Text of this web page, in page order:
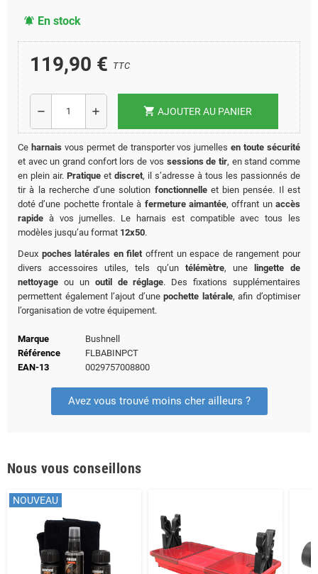
notifications_active En stock
119,90 € TTC
remove add shopping_cart AJOUTER AU PANIER
Ce harnaisvous permet de transporter vos jumelles en toute sécurité
et avec un grand confort lors de vos sessions de tir, en stand comme
en plein air. Pratique et discret, il s’adresse à tous les passionnés de
tir à la recherche d’une solution fonctionnelleet bien pensée. Il est
doté d’une pochette frontale à fermeture aimantée, offrant unaccès
rapide à vos jumelles. Le harnais est compatible avec tous les
modèles jusqu’au format 12x50.
Deux poches latérales en filet offrent un espace de rangement pour
divers accessoires utiles, tels qu’un télémètre, une
lingette de
nettoyage ou un outil de réglage. Des fixations supplémentaires
permettent également l’ajout d’unepochette latérale, afin d’optimiser
l’organisation de votre équipement.
Marque
Bushnell
Référence
FLBABINPCT
EAN-13
0029757008800
Avez vous trouvé moins cher ailleurs ?
Nous vous conseillons
NOUVEAU